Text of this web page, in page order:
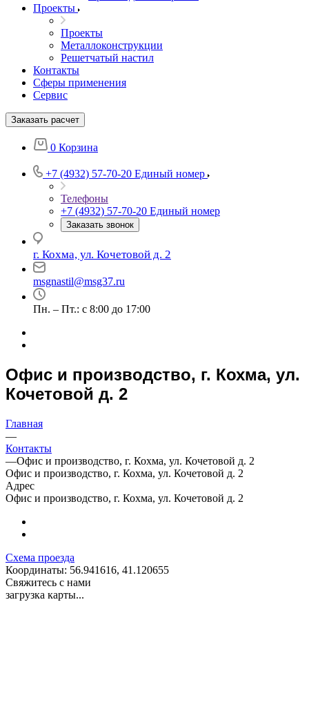
Проекты
Проекты
Металлоконструкции
Решетчатый настил
Контакты
Сферы применения
Сервис
Заказать расчет
0 Корзина
+7 (4932) 57-70-20 Единый номер
Телефоны
+7 (4932) 57-70-20 Единый номер
Заказать звонок
г. Кохма, ул. Кочетовой д. 2
msgnastil@msg37.ru
Пн. – Пт.: с 8:00 до 17:00
Офис и производство, г. Кохма, ул.
Кочетовой д. 2
Главная
—
Контакты
—Офис и производство, г. Кохма, ул. Кочетовой д. 2
Офис и производство, г. Кохма, ул. Кочетовой д. 2
Адрес
Офис и производство, г. Кохма, ул. Кочетовой д. 2
Схема проезда
Координаты: 56.941616, 41.120655
Свяжитесь с нами
загрузка карты...